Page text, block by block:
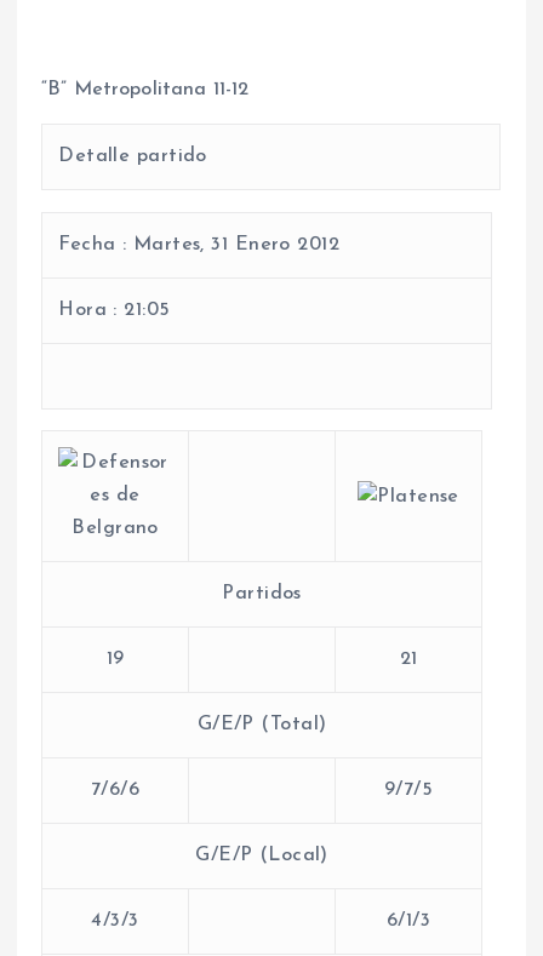
“B” Metropolitana 11-12
Detalle partido
Fecha : Martes, 31 Enero 2012
Hora : 21 :05
Partidos
19 21
G/E/P (Total)
7/6/6 9/7/5
G/E/P (Local)
4/3/3 6/1/3